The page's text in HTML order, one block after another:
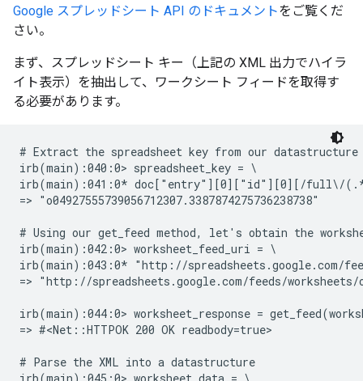
Google スプレッドシート API のドキュメントをご覧くだ
さい。
まず、スプレッドシート キー（上記の XML 出力でハイラ
イト表示）を抽出して、ワークシート フィードを取得す
る必要があります。
# Extract the spreadsheet key from our datastructure
irb(main):040:0> spreadsheet_key = \
irb(main):041:0* doc["entry"][0]["id"][0][/full\/
=> "o04927555739056712307.3387874275736238738"
# Using our get_feed method, let's obtain the
irb(main):042:0> worksheet_feed_uri = \
irb(main):043:0* "http://spreadsheets.google.com/
=> "http://spreadsheets.google.com/feeds/worksheets/
irb(main):044:0> worksheet_response =
=> #<Net::HTTPOK 200 OK readbody=true>
# Parse the XML into a datastructure